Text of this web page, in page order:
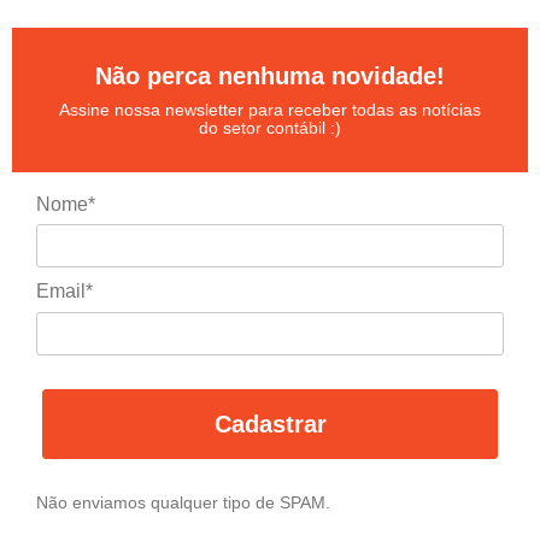
Não perca nenhuma novidade!
Assine nossa newsletter para receber todas as notícias
do setor contábil :)
Nome*
Email*
Cadastrar
Não enviamos qualquer tipo de SPAM.